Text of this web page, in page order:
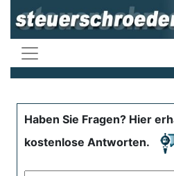
Haben Sie Fragen? Hier
kostenlose Antworten.